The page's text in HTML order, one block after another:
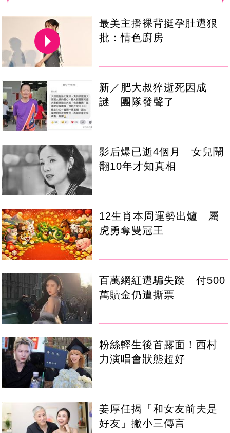
最美主播裸背挺孕肚遭狠
批：情色廚房
新／肥大叔猝逝死因成
謎 團隊發聲了
影后爆已逝4個月 女兒鬧
翻10年才知真相
12生肖本周運勢出爐 屬
虎勇奪雙冠王
百萬網紅遭騙失蹤 付500
萬贖金仍遭撕票
粉絲輕生後首露面！西村
力演唱會狀態超好
姜厚任揭「和女友前夫是
好友」撇小三傳言